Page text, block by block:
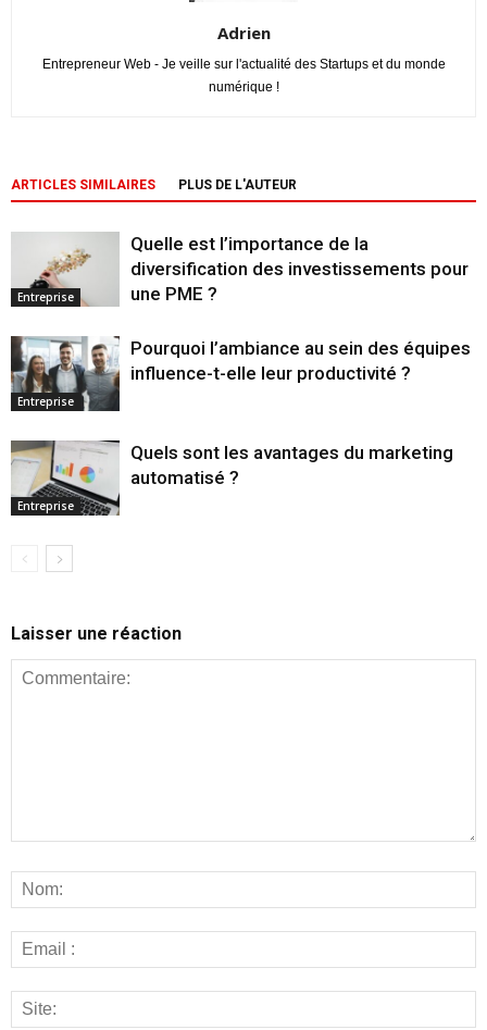
Adrien
Entrepreneur Web - Je veille sur l'actualité des Startups et du monde
numérique !
ARTICLES SIMILAIRES PLUS DE L'AUTEUR
Entreprise
Quelle est l’importance de la
diversification des investissements pour
une PME ?
Entreprise
Pourquoi l’ambiance au sein des équipes
influence-t-elle leur productivité ?
Entreprise
Quels sont les avantages du marketing
automatisé ?
Laisser une réaction